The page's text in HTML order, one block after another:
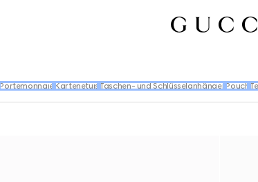
Portemonnaie Kartenetuis Taschen- und Schlüsselanhänger Pouch